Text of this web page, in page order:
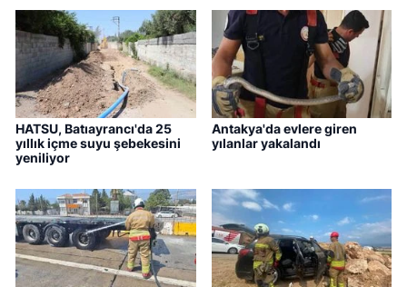
HATSU, Batıayrancı'da 25
yıllık içme suyu şebekesini
yeniliyor
Antakya'da evlere giren
yılanlar yakalandı